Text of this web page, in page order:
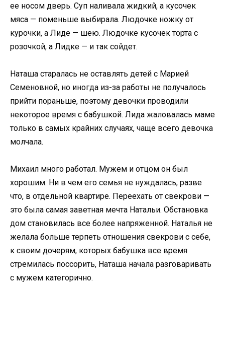
ее носом дверь. Суп наливала жидкий, а кусочек
мяса — поменьше выбирала. Людочке ножку от
курочки, а Лиде — шею. Людочке кусочек торта с
розочкой, а Лидке — и так сойдет.
Наташа старалась не оставлять детей с Марией
Семеновной, но иногда из-за работы не получалось
прийти пораньше, поэтому девочки проводили
некоторое время с бабушкой. Лида жаловалась маме
только в самых крайних случаях, чаще всего девочка
молчала.
Михаил много работал. Мужем и отцом он был
хорошим. Ни в чем его семья не нуждалась, разве
что, в отдельной квартире. Переехать от свекрови —
это была самая заветная мечта Натальи. Обстановка
дом становилась все более напряженной. Наталья не
желала больше терпеть отношения свекрови с себе,
к своим дочерям, которых бабушка все время
стремилась поссорить, Наташа начала разговаривать
с мужем категорично.